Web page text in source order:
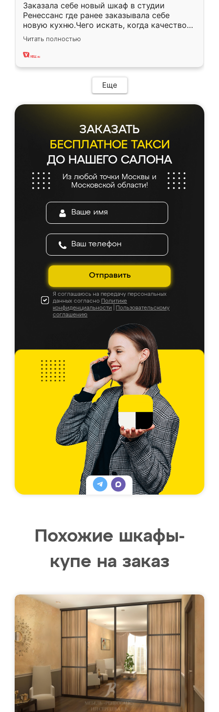
Заказала себе новый шкаф в студии
Ренессанс где ранее заказывала себе
новую кухню.Чего искать, когда качеством
вполне довольна. Служит кухня уже почти
два года, нареканий нет.
Читать полностью
Еще
ЗАКАЗАТЬ
БЕСПЛАТНОЕ ТАКСИ
ДО НАШЕГО САЛОНА
Из любой точки Москвы и
Московской области!
Отправить
Я соглашаюсь на передачу персональных
данных согласно Политике
конфиденциальности
Пользовательскому
соглашению
Похожие шкафы-
купе на заказ